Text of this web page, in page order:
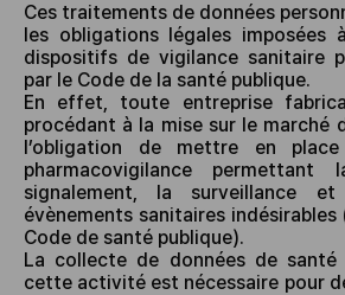
Ces traitements de données
les obligations légales imposées
dispositifs de vigilance sanitaire
par le Code de la santé publique.
En effet, toute entreprise
procédant à la mise sur le marché
l’obligation de mettre en
pharmacovigilance permettant
signalement, la surveillance
évènements sanitaires
Code de santé publique).
La collecte de données de
cette activité est nécessaire pour